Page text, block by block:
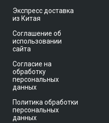
Экспресс доставка
из Китая
Соглашение об
использовании
сайта
Согласие на
обработку
персональных
данных
Политика обработки
персональных
данных